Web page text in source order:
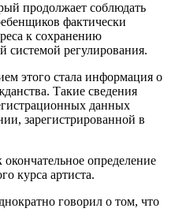
продолжает соблюдать
фактически
к сохранению
системой регулирования.
этого стала информация о
Такие сведения
данных
зарегистрированной в
определение
курса артиста.
говорил о том, что